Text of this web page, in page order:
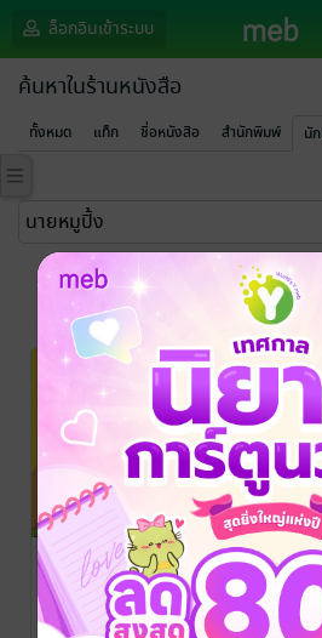
ล็อกอินเข้าระบบ
ค้นหาในร้านหนังสือ
ทั้งหมด แท็ก ชื่อหนังสือ สำนักพิมพ์ นั
Funny Story
ขำขัน ฮาระเบิด
นายหมูปิ้ง
/ บริษัท
ออลเดย์ ช็อปปิ้ง
บทกวี/กลอน
No Rating